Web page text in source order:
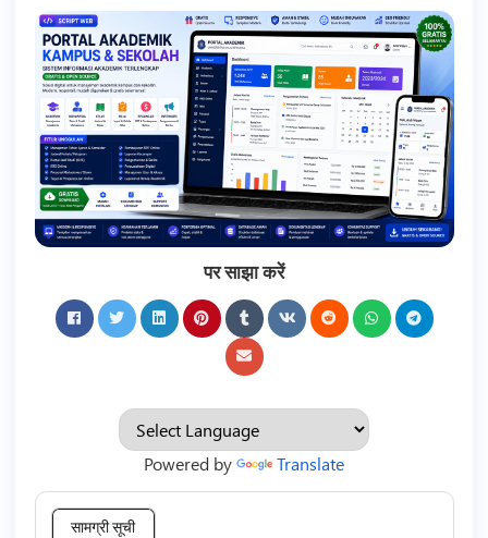
पर साझा करें
Powered by Translate
सामग्री सूची